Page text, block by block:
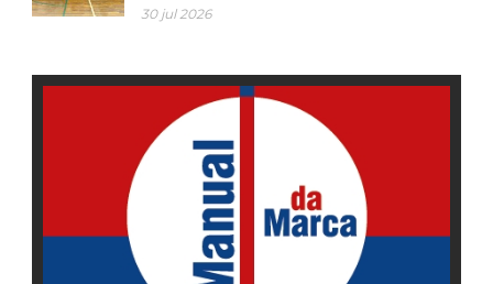
30 jul 2026